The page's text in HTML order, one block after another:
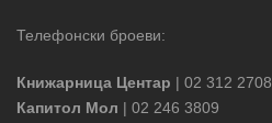
Телефонски броеви:
Книжарница Центар | 02 312 2708
Капитол Мол | 02 246 3809